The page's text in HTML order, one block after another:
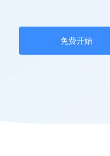
免费开始